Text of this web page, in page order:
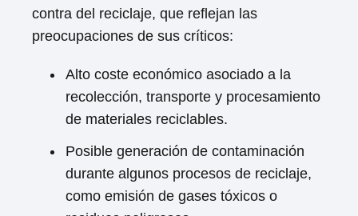
contra del reciclaje, que reflejan las
preocupaciones de sus críticos:
Alto coste económico asociado a la
recolección, transporte y procesamiento
de materiales reciclables.
Posible generación de contaminación
durante algunos procesos de reciclaje,
como emisión de gases tóxicos o